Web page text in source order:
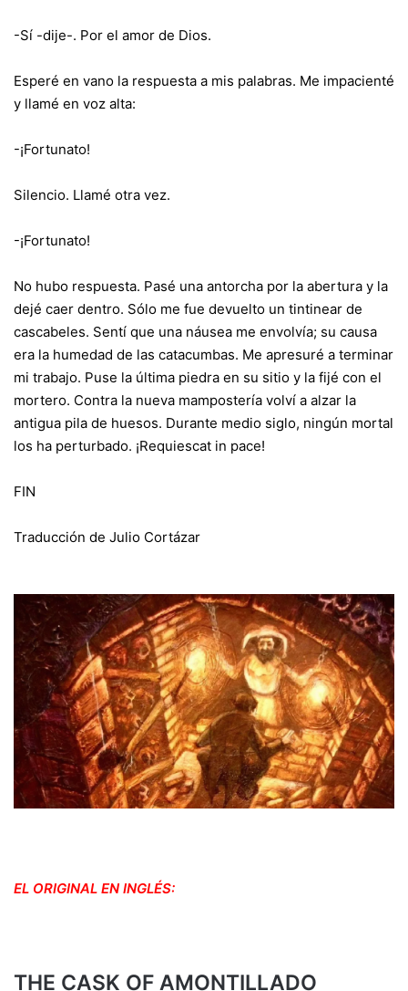
-Sí -dije-. Por el amor de Dios.
Esperé en vano la respuesta a mis palabras. Me impacienté
y llamé en voz alta:
-¡Fortunato!
Silencio. Llamé otra vez.
-¡Fortunato!
No hubo respuesta. Pasé una antorcha por la abertura y la
dejé caer dentro. Sólo me fue devuelto un tintinear de
cascabeles. Sentí que una náusea me envolvía; su causa
era la humedad de las catacumbas. Me apresuré a terminar
mi trabajo. Puse la última piedra en su sitio y la fijé con el
mortero. Contra la nueva mampostería volví a alzar la
antigua pila de huesos. Durante medio siglo, ningún mortal
los ha perturbado. ¡Requiescat in pace!
FIN
Traducción de Julio Cortázar
EL ORIGINAL EN INGLÉS:
THE CASK OF AMONTILLADO